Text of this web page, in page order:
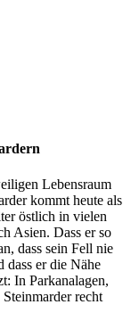
Lebensraum
kommt heute als
östlich in vielen
Asien. Dass er so
dass sein Fell nie
dass er die Nähe
In Parkanalagen,
recht